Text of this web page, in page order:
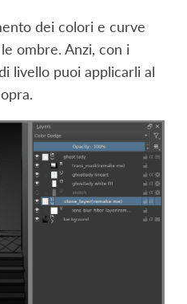
dei colori e curve
ombre. Anzi, con i
livello puoi applicarli al